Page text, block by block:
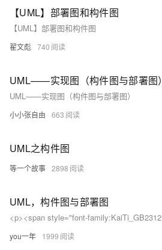
【UML】部署图和构件图
【UML】部署图和构件图
翟文彪 740
UML——实现图（构件图与部署图）
UML——实现图（构件图与部署图）
小小张自由 663
UML之构件图
等一个故事 2898
UML，构件图与部署图
you一年 1999